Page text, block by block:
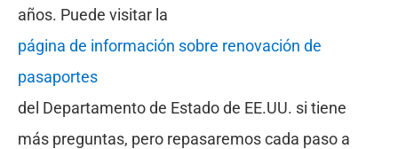
años. Puede visitar la
página de información sobre renovación de
pasaportes
del Departamento de Estado de EE.UU. si tiene
más preguntas, pero repasaremos cada paso a